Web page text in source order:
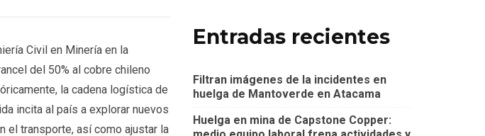
Civil en Minería en la
del 50% al cobre chileno
la cadena logística de
incita al país a explorar nuevos
el transporte, así como ajustar la
Entradas recientes
Filtran imágenes de la incidentes en
huelga de Mantoverde en Atacama
Huelga en mina de Capstone Copper: